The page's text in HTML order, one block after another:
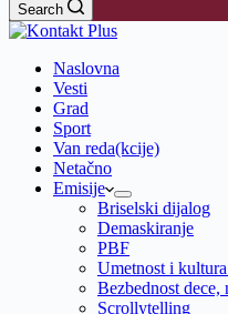
Search
Naslovna
Vesti
Grad
Sport
Van reda(kcije)
Netačno
Emisije
Briselski dijalog
Demaskiranje
PBF
Umetnost i
Bezbednost dece,
Scrollytelling